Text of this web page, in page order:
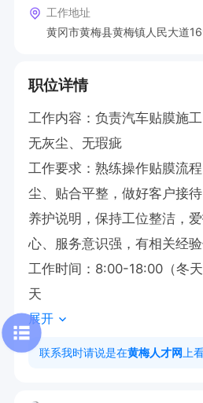
工作地址
黄冈市黄梅县黄梅镇人民大道
职位详情
工作内容：负责汽车贴膜施工
无灰尘、无瑕疵
工作要求：熟练操作贴膜流
尘、贴合平整，做好客户接
养护说明，保持工位整洁，
心、服务意识强，有相关经验
工作时间：8:00-18:00（冬
天
展开
联系我时请说是在黄梅人才网 上